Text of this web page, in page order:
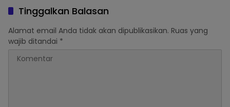
dan Kinerja
Tinggalkan Balasan
Alamat email Anda tidak akan dipublikasikan. Ruas yang
wajib ditandai *